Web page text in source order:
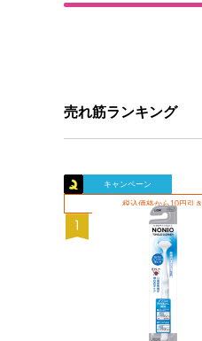
売れ筋ランキング
キャンペーン
税込価格から10円引き